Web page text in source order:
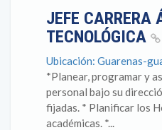
JEFE CARRERA
TECNOLÓGICA
Ubicación: Guarenas-
*Planear, programar y
personal bajo su
fijadas. * Planificar los
académicas. *...